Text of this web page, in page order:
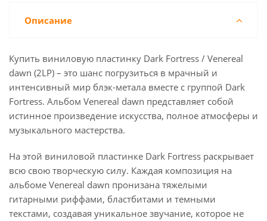
Описание
Купить виниловую пластинку Dark Fortress / Venereal
dawn (2LP) – это шанс погрузиться в мрачный и
интенсивный мир блэк-метала вместе с группой Dark
Fortress. Альбом Venereal dawn представляет собой
истинное произведение искусства, полное атмосферы и
музыкального мастерства.
На этой виниловой пластинке Dark Fortress раскрывает
всю свою творческую силу. Каждая композиция на
альбоме Venereal dawn пронизана тяжелыми
гитарными риффами, бластбитами и темными
текстами, создавая уникальное звучание, которое не